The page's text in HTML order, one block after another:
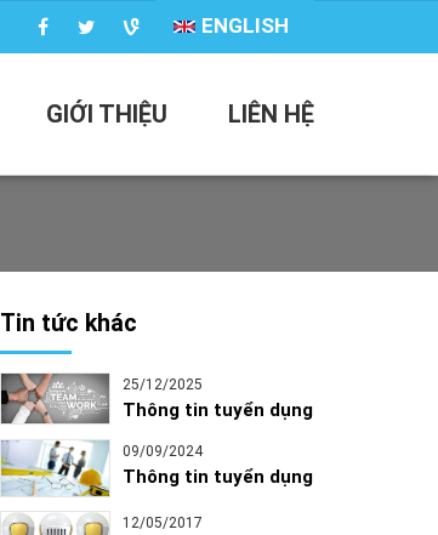
ENGLISH
GIỚI THIỆU LIÊN HỆ
Tin tức khác
25/12/2025
Thông tin tuyển dụng
09/09/2024
Thông tin tuyển dụng
12/05/2017